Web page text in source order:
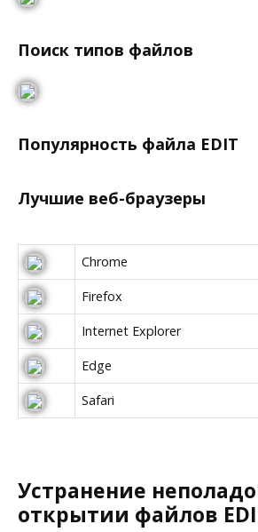
Поиск типов файлов
Популярность файла EDIT
Лучшие веб-браузеры
Chrome
Firefox
Internet Explorer
Edge
Safari
Устранение
открытии файлов